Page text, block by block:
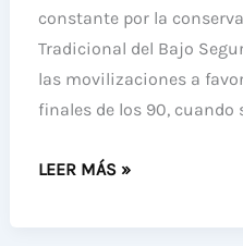
Y
ECOLOGISTAS
constante por la
Tradicional del Bajo
las movilizaciones a
finales de los 90, cuando
«LOS
LEER MÁS »